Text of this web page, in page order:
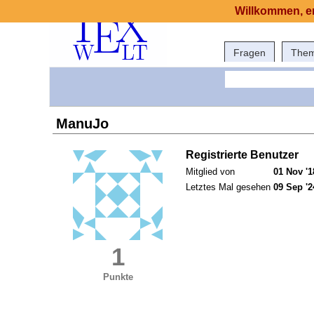
Fragen
ManuJo
1
Punkte
Registrierte Benutzer
Mitglied von
01 Nov
Letztes Mal gesehen 09 Sep
Willkommen,